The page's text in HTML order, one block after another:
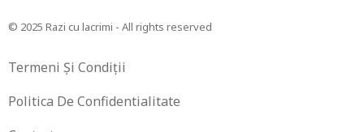
© 2025 Razi cu lacrimi - All rights reserved
Termeni Și Condiții
Politica De Confidentialitate